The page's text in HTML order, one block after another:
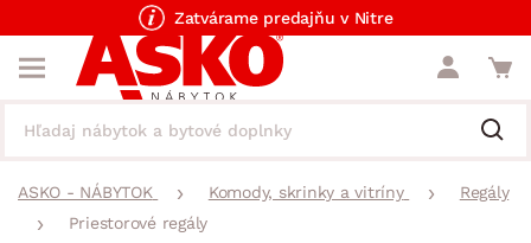
Zatvárame predajňu v Nitre
ASKO - NÁBYTOK Komody, skrinky a vitríny
Regály
Priestorové regály